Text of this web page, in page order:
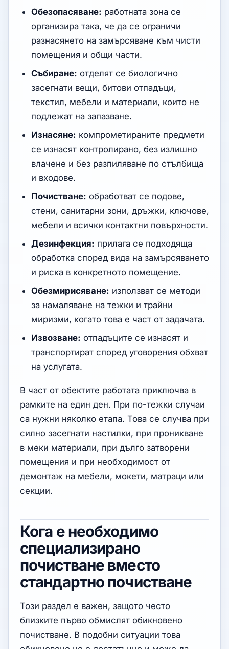
Обезопасяване: работната зона се
организира така, че да се ограничи
разнасянето на замърсяване към чисти
помещения и общи части.
Събиране: отделят се биологично
засегнати вещи, битови отпадъци,
текстил, мебели и материали, които не
подлежат на запазване.
Изнасяне: компрометираните предмети
се изнасят контролирано, без излишно
влачене и без разпиляване по стълбища
и входове.
Почистване: обработват се подове,
стени, санитарни зони, дръжки, ключове,
мебели и всички контактни повърхности.
Дезинфекция: прилага се подходяща
обработка според вида на замърсяването
и риска в конкретното помещение.
Обезмирисяване: използват се методи
за намаляване на тежки и трайни
миризми, когато това е част от задачата.
Извозване: отпадъците се изнасят и
транспортират според уговорения обхват
на услугата.
В част от обектите работата приключва в
рамките на един ден. При по-тежки случаи
са нужни няколко етапа. Това се случва при
силно засегнати настилки, при проникване
в меки материали, при дълго затворени
помещения и при необходимост от
демонтаж на мебели, мокети, матраци или
секции.
Кога е необходимо
специализирано
почистване вместо
стандартно почистване
Този раздел е важен, защото често
близките първо обмислят обикновено
почистване. В подобни ситуации това